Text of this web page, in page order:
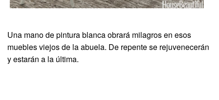
Una mano de pintura blanca obrará milagros en esos
muebles viejos de la abuela. De repente se rejuvenecerán
y estarán a la última.